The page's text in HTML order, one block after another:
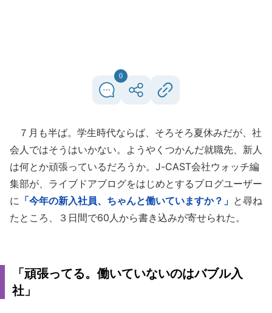
0
７月も半ば。学生時代ならば、そろそろ夏休みだが、社
会人ではそうはいかない。ようやくつかんだ就職先、新人
は何とか頑張っているだろうか。J-CAST会社ウォッチ編
集部が、ライブドアブログをはじめとするブログユーザー
に 「今年の新入社員、ちゃんと働いていますか？」 と尋ね
たところ、３日間で60人から書き込みが寄せられた。
「頑張ってる。働いていないのはバブル入
社」